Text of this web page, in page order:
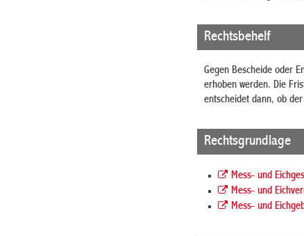
Rechtsbehelf
Gegen Bescheide oder
erhoben werden. Die
entscheidet dann, ob
Rechtsgrundlage
Mess- und
Mess- und
Mess- und